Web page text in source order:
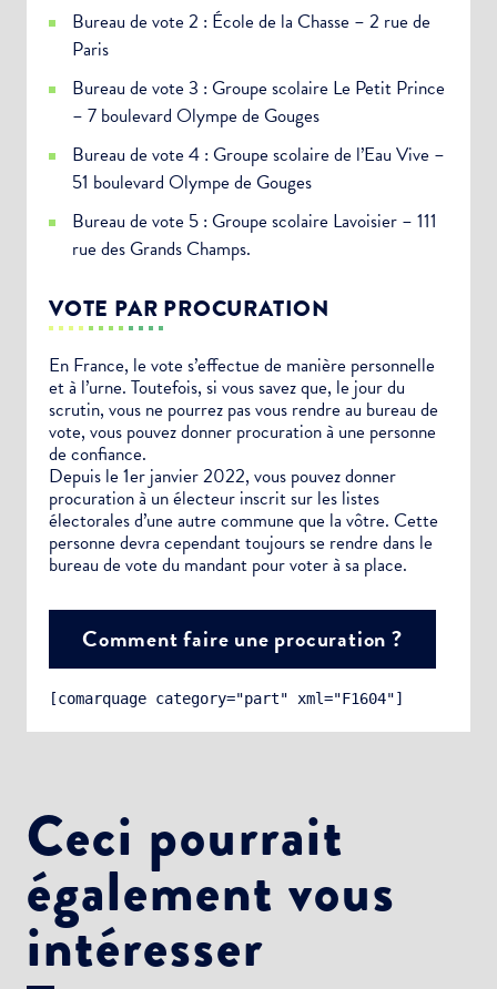
Bureau de vote 2 : École de la Chasse – 2 rue de
Paris
Bureau de vote 3 : Groupe scolaire Le Petit Prince
– 7 boulevard Olympe de Gouges
Bureau de vote 4 : Groupe scolaire de l’Eau Vive –
51 boulevard Olympe de Gouges
Bureau de vote 5 : Groupe scolaire Lavoisier – 111
rue des Grands Champs.
VOTE PAR PROCURATION
En France, le vote s’effectue de manière personnelle
et à l’urne. Toutefois, si vous savez que, le jour du
scrutin, vous ne pourrez pas vous rendre au bureau de
vote, vous pouvez donner procuration à une personne
de confiance.
Depuis le 1er janvier 2022, vous pouvez donner
procuration à un électeur inscrit sur les listes
électorales d’une autre commune que la vôtre. Cette
personne devra cependant toujours se rendre dans le
bureau de vote du mandant pour voter à sa place.
Comment faire une procuration ?
[comarquage category="part" xml="F1604"]
Ceci pourrait
également vous
intéresser
Choisissez votre abonnement :
Alertes Mail
Newsletter Culture